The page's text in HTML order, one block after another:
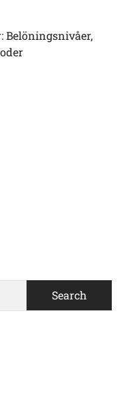
Belöningsnivåer,